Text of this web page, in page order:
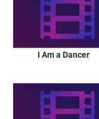
I Am a Dancer